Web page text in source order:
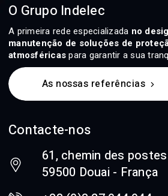
O Grupo Indelec
A primeira rede especializada no
manutenção de soluções de
atmosféricas para garantir a sua
As nossas referências
Contacte-nos
61, chemin des postes
59500 Douai - França